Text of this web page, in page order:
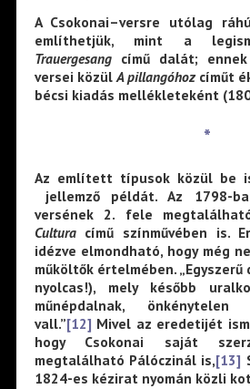
A Csokonai–versre utólag
említhetjük, mint a
Trauergesangcímű dalát;
versei közülA pillangóhozcíműt
bécsi kiadás mellékleteként
*
Az említett típusok közül be
jellemző példát. Az 1798-
versének 2. fele
Culturacímű színművében is.
idézve elmondható, hogy még
műköltők értelmében.
nyolcas!), mely később
műnépdalnak,
vall.”[12] Mivel az eredetijét
hogy Csokonai saját
megtalálható Pálóczinál is,[13]
1824-es kézirat nyomán közli